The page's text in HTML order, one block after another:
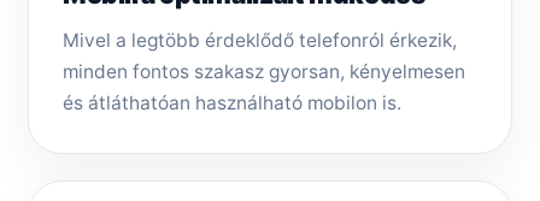
Mivel a legtöbb érdeklődő telefonról érkezik,
minden fontos szakasz gyorsan, kényelmesen
és átláthatóan használható mobilon is.